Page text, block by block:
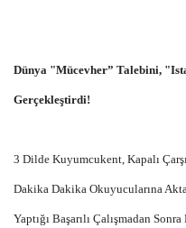
Dünya "Mücevher” Talebini,
Gerçekleştirdi!
3 Dilde Kuyumcukent, Kapalı
Dakika Dakika Okuyucularına
Yaptığı Başarılı Çalışmadan